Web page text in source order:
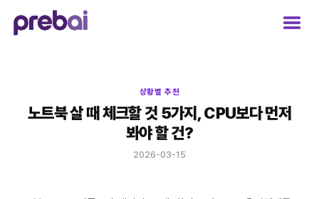
상황별 추천
노트북 살 때 체크할 것 5가지, CPU보다 먼저
봐야 할 건?
2026-03-15